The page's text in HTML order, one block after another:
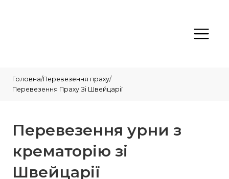
Головна/Перевезення праху/
Перевезення Праху Зі Швейцарії
Перевезення урни з
крематорію зі
Швейцарії